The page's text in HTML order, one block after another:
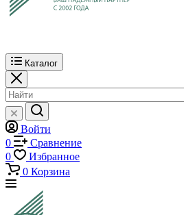
Каталог
Войти
0
Сравнение
0
Избранное
0 Корзина